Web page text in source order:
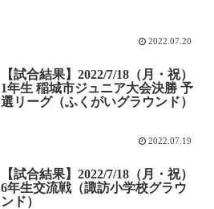
2022.07.20
【試合結果】2022/7/18（月・祝）
1年生 稲城市ジュニア大会決勝 予
選リーグ（ふくがいグラウンド）
2022.07.19
【試合結果】2022/7/18（月・祝）
6年生交流戦（諏訪小学校グラウ
ンド）